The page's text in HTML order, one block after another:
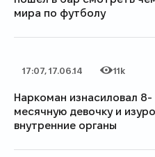
мира по футболу
Дата публикации
17:07, 17.06.14
Категория
Количество просмотров
11k
Наркоман изнасиловал 8-
месячную девочку и
внутренние органы